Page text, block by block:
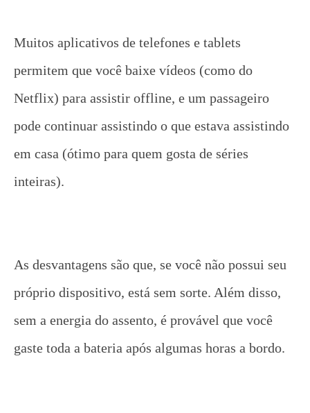
Muitos aplicativos de telefones e tablets
permitem que você baixe vídeos (como do
Netflix) para assistir offline, e um passageiro
pode continuar assistindo o que estava assistindo
em casa (ótimo para quem gosta de séries
inteiras).
As desvantagens são que, se você não possui seu
próprio dispositivo, está sem sorte. Além disso,
sem a energia do assento, é provável que você
gaste toda a bateria após algumas horas a bordo.